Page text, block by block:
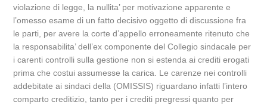
violazione di legge, la nullita’ per motivazione apparente e
l’omesso esame di un fatto decisivo oggetto di discussione fra
le parti, per avere la corte d’appello erroneamente ritenuto che
la responsabilita’ dell’ex componente del Collegio sindacale per
i carenti controlli sulla gestione non si estenda ai crediti erogati
prima che costui assumesse la carica. Le carenze nei controlli
addebitate ai sindaci della (OMISSIS) riguardano infatti l’intero
comparto creditizio, tanto per i crediti pregressi quanto per